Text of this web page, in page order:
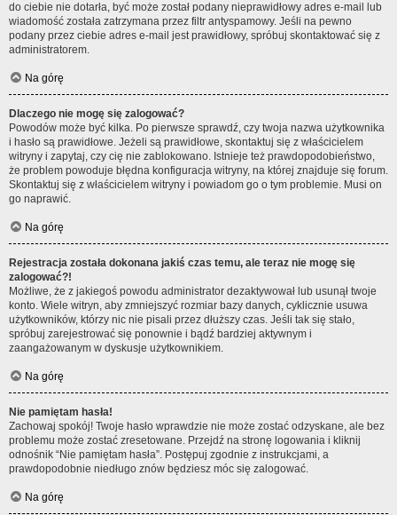
do ciebie nie dotarła, być może został podany nieprawidłowy adres e-mail lub
wiadomość została zatrzymana przez filtr antyspamowy. Jeśli na pewno
podany przez ciebie adres e-mail jest prawidłowy, spróbuj skontaktować się z
administratorem.
Na górę
Dlaczego nie mogę się zalogować?
Powodów może być kilka. Po pierwsze sprawdź, czy twoja nazwa użytkownika
i hasło są prawidłowe. Jeżeli są prawidłowe, skontaktuj się z właścicielem
witryny i zapytaj, czy cię nie zablokowano. Istnieje też prawdopodobieństwo,
że problem powoduje błędna konfiguracja witryny, na której znajduje się forum.
Skontaktuj się z właścicielem witryny i powiadom go o tym problemie. Musi on
go naprawić.
Na górę
Rejestracja została dokonana jakiś czas temu, ale teraz nie mogę się
zalogować?!
Możliwe, że z jakiegoś powodu administrator dezaktywował lub usunął twoje
konto. Wiele witryn, aby zmniejszyć rozmiar bazy danych, cyklicznie usuwa
użytkowników, którzy nic nie pisali przez dłuższy czas. Jeśli tak się stało,
spróbuj zarejestrować się ponownie i bądź bardziej aktywnym i
zaangażowanym w dyskusje użytkownikiem.
Na górę
Nie pamiętam hasła!
Zachowaj spokój! Twoje hasło wprawdzie nie może zostać odzyskane, ale bez
problemu może zostać zresetowane. Przejdź na stronę logowania i kliknij
odnośnik “Nie pamiętam hasła”. Postępuj zgodnie z instrukcjami, a
prawdopodobnie niedługo znów będziesz móc się zalogować.
Na górę